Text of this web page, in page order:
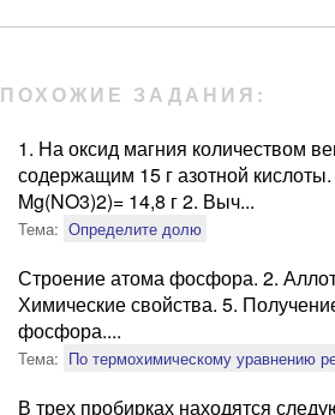
ПОХОЖИЕ ЗАДАНИЯ:
1. На оксид магния количеством
содержащим 15 г азотной
Mg(NO3)2)= 14,8 г 2. Выч...
Тема: Определите долю
Строение атома фосфора. 2.
Химические свойства. 5.
фосфора....
Тема: По термохимическому уравнению
В трех пробирках находятся